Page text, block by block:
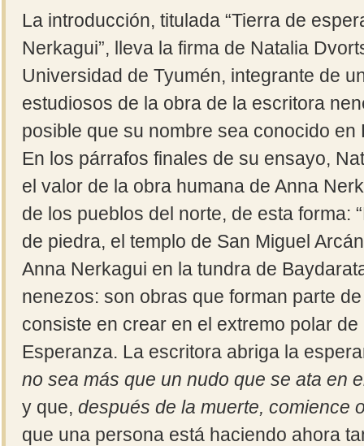
La introducción, titulada “Tierra de
Nerkagui”, lleva la firma de Natalia
Universidad de Tyumén, integrante de
estudiosos de la obra de la escritora
posible que su nombre sea conocido
En los párrafos finales de su ensayo,
el valor de la obra humana de Anna
de los pueblos del norte, de esta forma:
de piedra, el templo de San Miguel
Anna Nerkagui en la tundra de
nenezos: son obras que forman parte
consiste en crear en el extremo polar
Esperanza. La escritora abriga la
no sea más que un nudo que se ata en
y que, después de la muerte, comience
que una persona está haciendo ahora